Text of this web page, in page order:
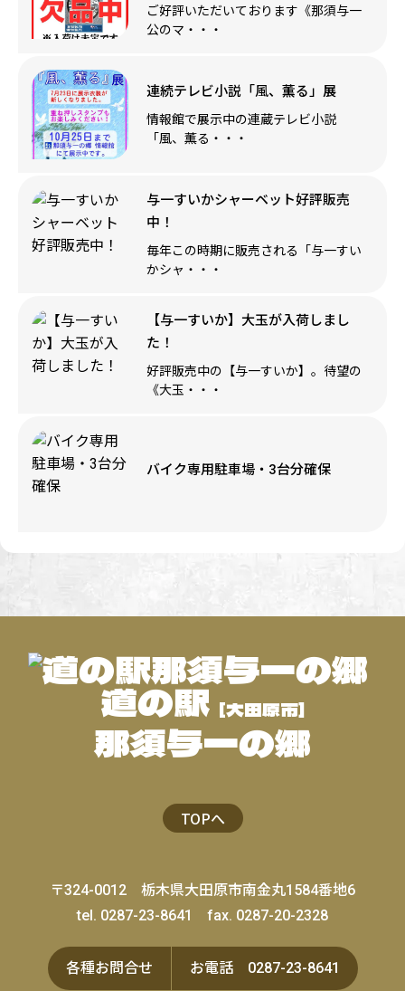
ご好評いただいております《那須与一
公のマ・・・
連続テレビ小説「風、薫る」展
情報館で展示中の連蔵テレビ小説
「風、薫る・・・
与一すいかシャーベット好評販売
中！
毎年この時期に販売される「与一すい
かシャ・・・
【与一すいか】大玉が入荷しまし
た！
好評販売中の【与一すいか】。待望の
《大玉・・・
バイク専用駐車場・3台分確保
道の駅 [大田原市]
那須与一の郷
TOPへ
〒324-0012 栃木県大田原市南金丸1584番地6
tel. 0287-23-8641 fax. 0287-20-2328
各種お問合せ お電話 0287-23-8641